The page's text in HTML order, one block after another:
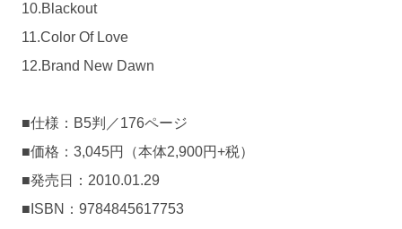
10.Blackout
11.Color Of Love
12.Brand New Dawn
■仕様：B5判／176ページ
■価格：3,045円（本体2,900円+税）
■発売日：2010.01.29
■ISBN：9784845617753